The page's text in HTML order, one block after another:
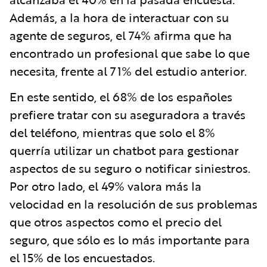
Además, a la hora de interactuar con su
agente de seguros, el 74% afirma que ha
encontrado un profesional que sabe lo que
necesita, frente al 71% del estudio anterior.
En este sentido, el 68% de los españoles
prefiere tratar con su aseguradora a través
del teléfono, mientras que solo el 8%
querría utilizar un chatbot para gestionar
aspectos de su seguro o notificar siniestros.
Por otro lado, el 49% valora más la
velocidad en la resolución de sus problemas
que otros aspectos como el precio del
seguro, que sólo es lo más importante para
el 15% de los encuestados.